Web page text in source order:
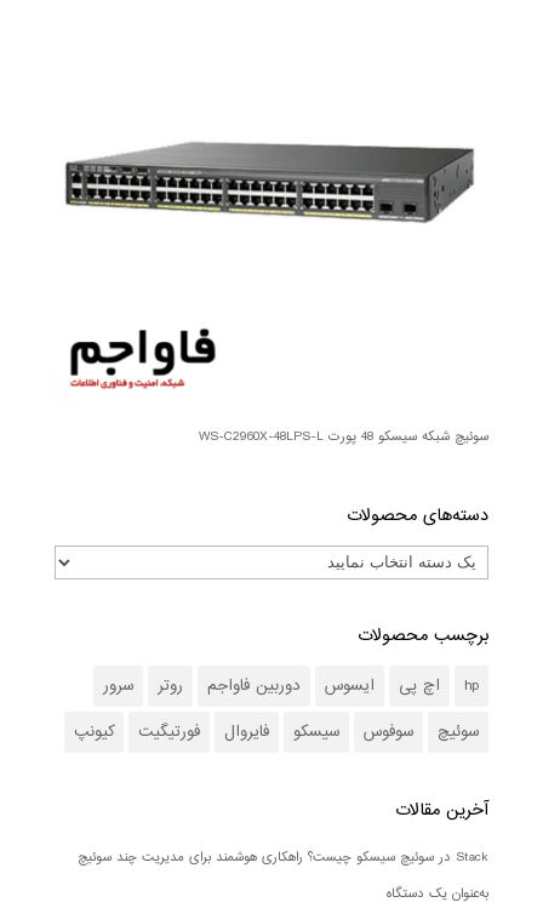
سوئیچ شبکه سیسکو 48 پورت WS-C2960X-48LPS-L
دسته‌های محصولات
برچسب محصولات
hp اچ پی ایسوس دوربین فاواجم روتر
سرور
سوئیچ
سوفوس سیسکو فایروال فورتیگیت کیونپ
آخرین مقالات
Stack در سوئیچ سیسکو چیست؟ راهکاری هوشمند برای مدیریت چند سوئیچ
به‌عنوان یک دستگاه